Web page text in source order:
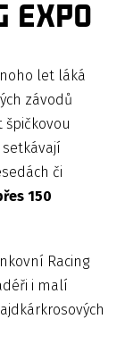
EXPO
let láká
závodů
či
150
Racing
i malí